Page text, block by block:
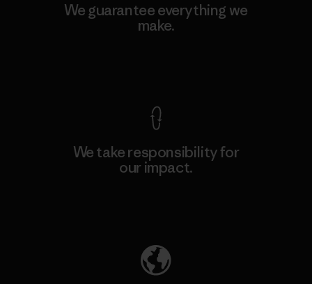
We guarantee everything we
make.
We take responsibility for
our impact.